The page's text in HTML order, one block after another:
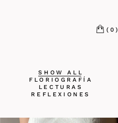
(0)
SHOW ALL
FLORIOGRAFÍA
LECTURAS
REFLEXIONES